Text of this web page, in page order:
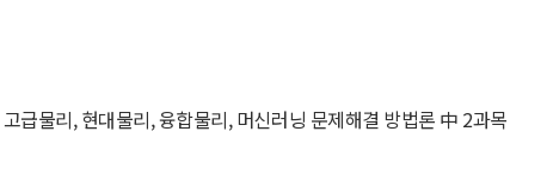
급물리, 현대물리, 융합물리, 머신러닝 문제해결 방법론 中 2과목